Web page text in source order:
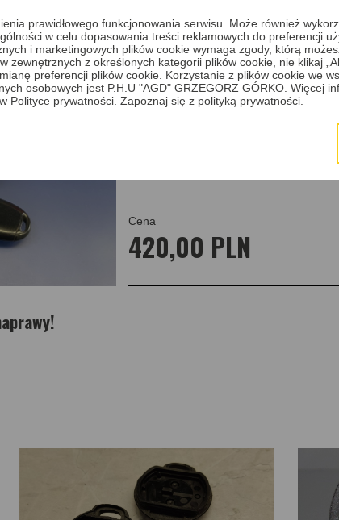
NAPRAWA STACYJKI
2019
Naprawa stacyjki do aut Mitsubishi
zdemontować samodzielnie i
roboczego.
Cena
420,00 PLN
prawidłowego funkcjonowania serwisu. Może również
w celu dopasowania treści reklamowych do preferencji
i marketingowych plików cookie wymaga zgody, którą
zewnętrznych z określonych kategorii plików cookie, nie klikaj
preferencji plików cookie. Korzystanie z plików cookie we
osobowych jest P.H.U "AGD" GRZEGORZ GÓRKO. Więcej
Polityce prywatności. Zapoznaj się z polityką prywatności.